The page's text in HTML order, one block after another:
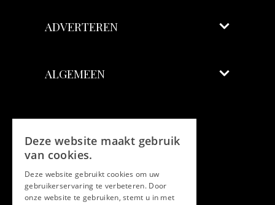
ADVERTEREN
ALGEMEEN
Facebook
Twitter
Deze website maakt gebruik
van cookies.
Deze website gebruikt cookies om uw
gebruikerservaring te verbeteren. Door
onze website te gebruiken, stemt u in met